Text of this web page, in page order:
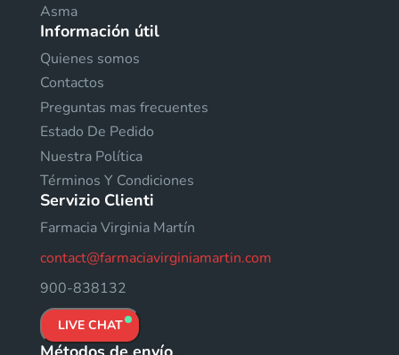
Asma
Información útil
Quienes somos
Contactos
Preguntas mas frecuentes
Estado De Pedido
Nuestra Política
Términos Y Condiciones
Servizio Clienti
Farmacia Virginia Martín
contact@farmaciavirginiamartin.com
900-838132
LIVE CHAT